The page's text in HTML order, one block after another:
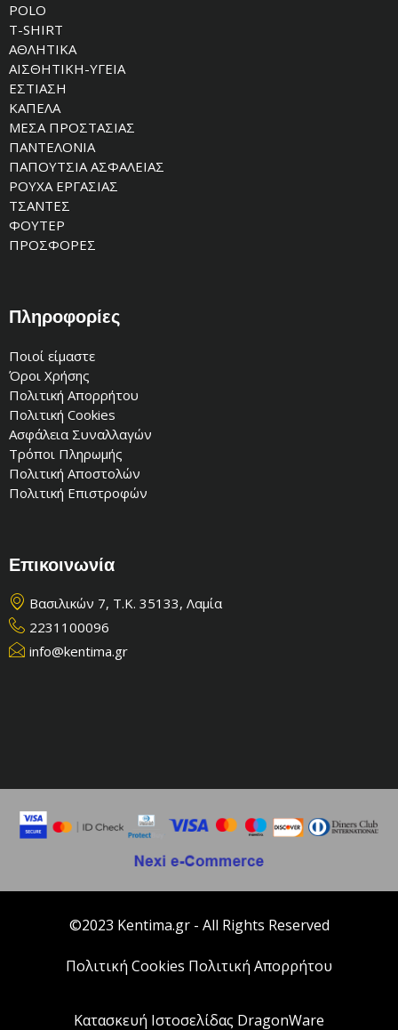
POLO
T-SHIRT
ΑΘΛΗΤΙΚΑ
ΑΙΣΘΗΤΙΚΗ-ΥΓΕΙΑ
ΕΣΤΙΑΣΗ
ΚΑΠΕΛΑ
ΜΕΣΑ ΠΡΟΣΤΑΣΙΑΣ
ΠΑΝΤΕΛΟΝΙΑ
ΠΑΠΟΥΤΣΙΑ ΑΣΦΑΛΕΙΑΣ
ΡΟΥΧΑ ΕΡΓΑΣΙΑΣ
ΤΣΑΝΤΕΣ
ΦΟΥΤΕΡ
ΠΡΟΣΦΟΡΕΣ
Πληροφορίες
Ποιοί είμαστε
Όροι Χρήσης
Πολιτική Απορρήτου
Πολιτική Cookies
Ασφάλεια Συναλλαγών
Τρόποι Πληρωμής
Πολιτική Αποστολών
Πολιτική Επιστροφών
Επικοινωνία
Βασιλικών 7, Τ.Κ. 35133, Λαμία
2231100096
info@kentima.gr
©2023 Kentima.gr - All Rights Reserved
Πολιτική Cookies Πολιτική Απορρήτου
Κατασκευή Ιστοσελίδας DragonWare